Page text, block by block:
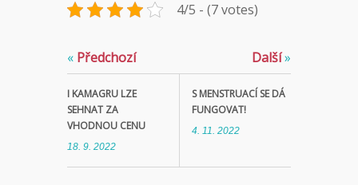
4/5 - (7 votes)
« Předchozí
I KAMAGRU LZE
SEHNAT ZA
VHODNOU CENU
18. 9. 2022
Další»
S MENSTRUACÍ SE DÁ
FUNGOVAT!
4. 11. 2022